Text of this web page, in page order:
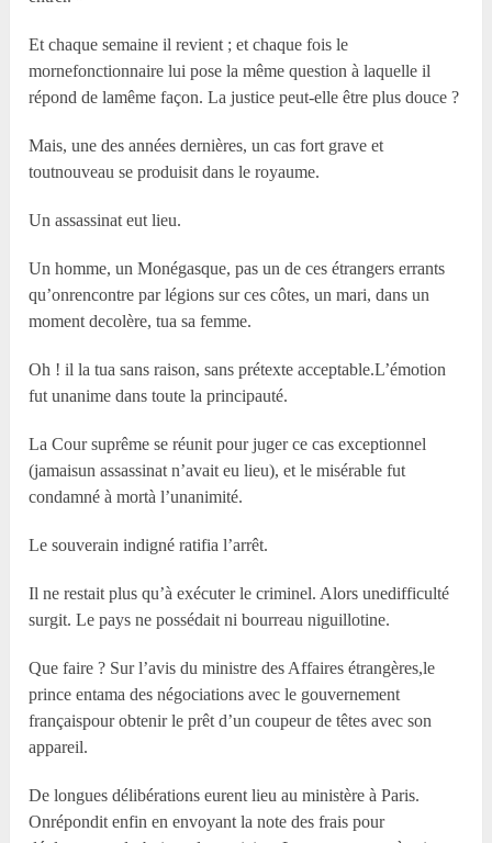
Et chaque semaine il revient ; et chaque fois le
mornefonctionnaire lui pose la même question à laquelle il
répond de lamême façon. La justice peut-elle être plus douce ?
Mais, une des années dernières, un cas fort grave et
toutnouveau se produisit dans le royaume.
Un assassinat eut lieu.
Un homme, un Monégasque, pas un de ces étrangers errants
qu’onrencontre par légions sur ces côtes, un mari, dans un
moment decolère, tua sa femme.
Oh ! il la tua sans raison, sans prétexte acceptable.L’émotion
fut unanime dans toute la principauté.
La Cour suprême se réunit pour juger ce cas exceptionnel
(jamaisun assassinat n’avait eu lieu), et le misérable fut
condamné à mortà l’unanimité.
Le souverain indigné ratifia l’arrêt.
Il ne restait plus qu’à exécuter le criminel. Alors unedifficulté
surgit. Le pays ne possédait ni bourreau niguillotine.
Que faire ? Sur l’avis du ministre des Affaires étrangères,le
prince entama des négociations avec le gouvernement
françaispour obtenir le prêt d’un coupeur de têtes avec son
appareil.
De longues délibérations eurent lieu au ministère à Paris.
Onrépondit enfin en envoyant la note des frais pour